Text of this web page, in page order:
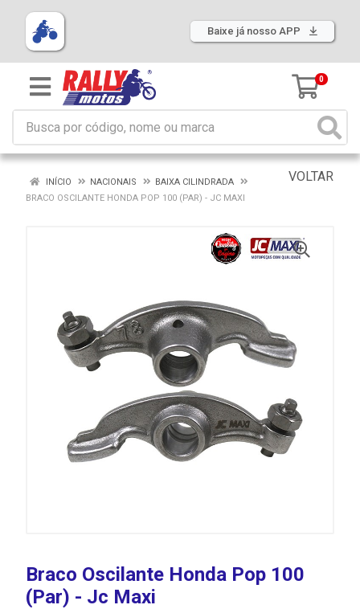
Baixe já nosso APP
0
VOLTAR
INÍCIO NACIONAIS
BAIXA CILINDRADA
BRACO OSCILANTE HONDA POP 100 (PAR) - JC MAXI
Braco Oscilante Honda Pop 100
(Par) - Jc Maxi